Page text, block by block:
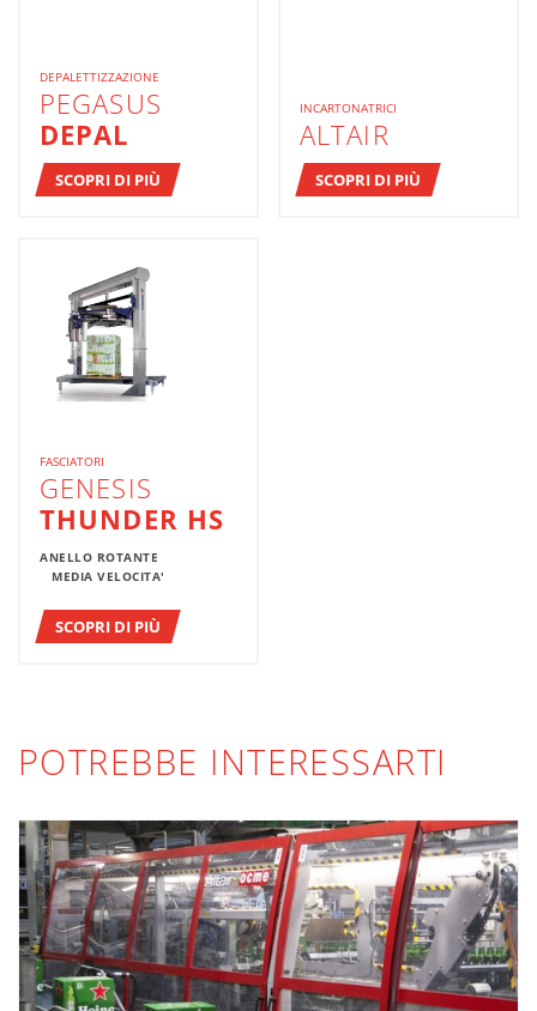
DEPALETTIZZAZIONE
PEGASUS
DEPAL
SCOPRI DI PIÙ
INCARTONATRICI
ALTAIR
SCOPRI DI PIÙ
FASCIATORI
GENESIS
THUNDER HS
ANELLO ROTANTE
MEDIA VELOCITA'
SCOPRI DI PIÙ
POTREBBE INTERESSARTI